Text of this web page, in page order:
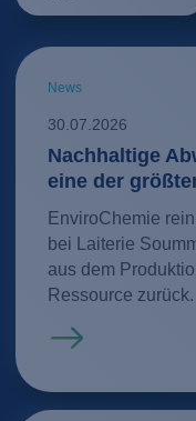
News
30.07.2026
Nachhaltige
eine der
EnviroChemie
bei Laiterie
aus dem
Ressource zurück.
Mehr erfahren